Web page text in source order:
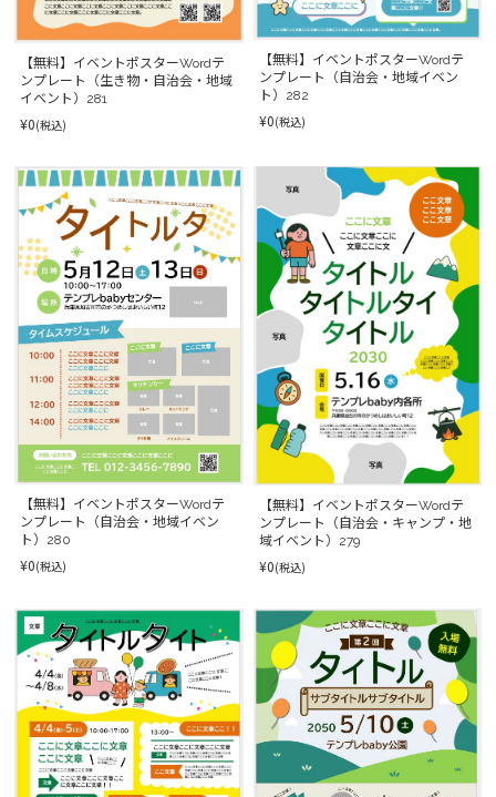
【無料】イベントポスターWordテ
ンプレート（生き物・自治会・地域
イベント）281
¥0(税込)
【無料】イベントポスターWordテ
ンプレート（自治会・地域イベン
ト）282
¥0(税込)
【無料】イベントポスターWordテ
ンプレート（自治会・地域イベン
ト）280
¥0(税込)
【無料】イベントポスターWordテ
ンプレート（自治会・キャンプ・地
域イベント）279
¥0(税込)